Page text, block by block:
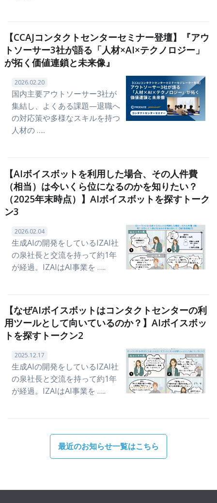
【CCAJコンタクトセンターセミナー登壇】『アウ
トソーサー3社が語る「人材×AI×テクノロジー」
が拓く価値連鎖と未来像』
2026.02.20
国内主要アウトソーサー3社が
集結し、よくある課題—退職へ
の対応策や多様なスキルを持つ
人材の …..
【AIボイスボットを利用した場合、その人件費
（相当）は今いくら位になるのかを知りたい？
（2025年末時点）】AIボイスボットを探すトーク
ン3
2026.02.04
生成AIの開発をしているIZAI社
の泉社長と交流を持って約1年
が経過。IZAIはAI事業を …..
【なぜAIボイスボットはコンタクトセンターの利
用ツールとして向いているのか？】AIボイスボッ
トを探すトークン2
2025.12.17
生成AIの開発をしているIZAI社
の泉社長と交流を持って約1年
が経過。IZAIはAI事業を …..
最近のお知らせ一覧はこちら